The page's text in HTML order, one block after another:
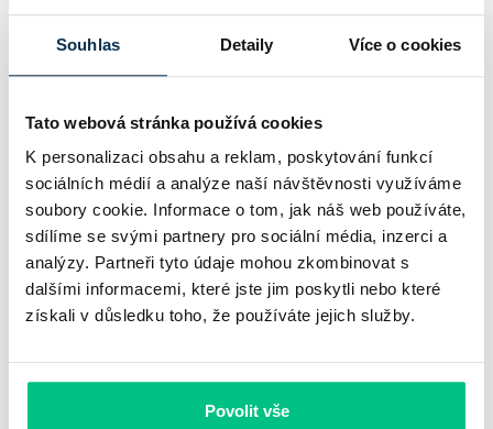
Souhlas Detaily Více o cookies
Tato webová stránka používá cookies
K personalizaci obsahu a reklam, poskytování funkcí
sociálních médií a analýze naší návštěvnosti využíváme
soubory cookie. Informace o tom, jak náš web používáte,
sdílíme se svými partnery pro sociální média, inzerci a
analýzy. Partneři tyto údaje mohou zkombinovat s
dalšími informacemi, které jste jim poskytli nebo které
získali v důsledku toho, že používáte jejich služby.
Povolit vše
pátý meziměsíční růst v…
Pavel Pohanka|aktualizováno: 10.08.2026
5 minut k přečtení